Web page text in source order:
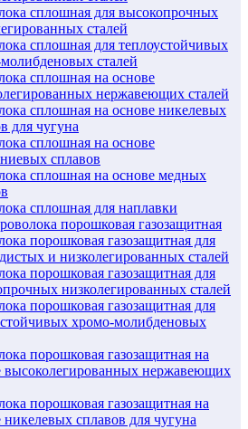
сплошная для высокопрочных
сталей
сплошная для теплоустойчивых
сталей
сплошная на основе
нержавеющих сталей
сплошная на основе никелевых
для чугуна
сплошная на основе
сплавов
сплошная на основе медных
сплошная для наплавки
порошковая газозащитная
порошковая газозащитная для
и низколегированных сталей
порошковая газозащитная для
низколегированных сталей
порошковая газозащитная для
хромо-молибденовых
порошковая газозащитная на
высоколегированных нержавеющих
порошковая газозащитная на
никелевых сплавов для чугуна